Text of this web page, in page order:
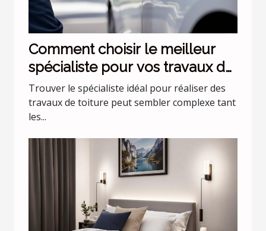
Comment choisir le meilleur
spécialiste pour vos travaux de
toiture ?
Trouver le spécialiste idéal pour réaliser des
travaux de toiture peut sembler complexe tant
les...